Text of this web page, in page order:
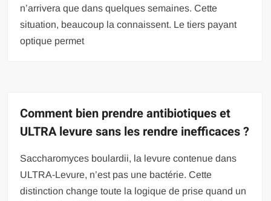
n’arrivera que dans quelques semaines. Cette
situation, beaucoup la connaissent. Le tiers payant
optique permet
Comment bien prendre antibiotiques et
ULTRA levure sans les rendre inefficaces ?
Saccharomyces boulardii, la levure contenue dans
ULTRA-Levure, n’est pas une bactérie. Cette
distinction change toute la logique de prise quand un